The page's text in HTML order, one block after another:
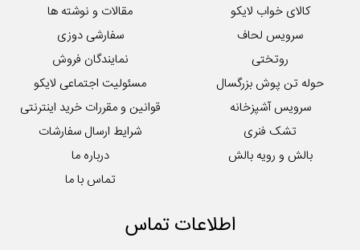
کالای خواب لایکو
سرویس لحاف
روتختی
حوله تن پوش بزرگسال
سرویس آشپزخانه
تشک فنری
بالش و رویه بالش
مقالات و نوشته ها
سفارشی دوزی
نمایندگان فروش
مسئولیت اجتماعی لایکو
قوانین و مقررات خرید اینترنتی
شرایط ارسال سفارشات
درباره ما
تماس با ما
اطلاعات تماس